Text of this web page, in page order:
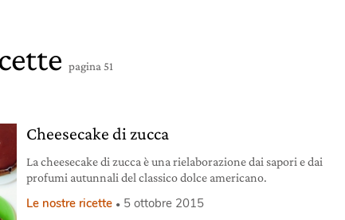
pagina 51
Cheesecake di zucca
La cheesecake di zucca è una rielaborazione dai sapori e dai
profumi autunnali del classico dolce americano.
Le nostre ricette 5 ottobre 2015